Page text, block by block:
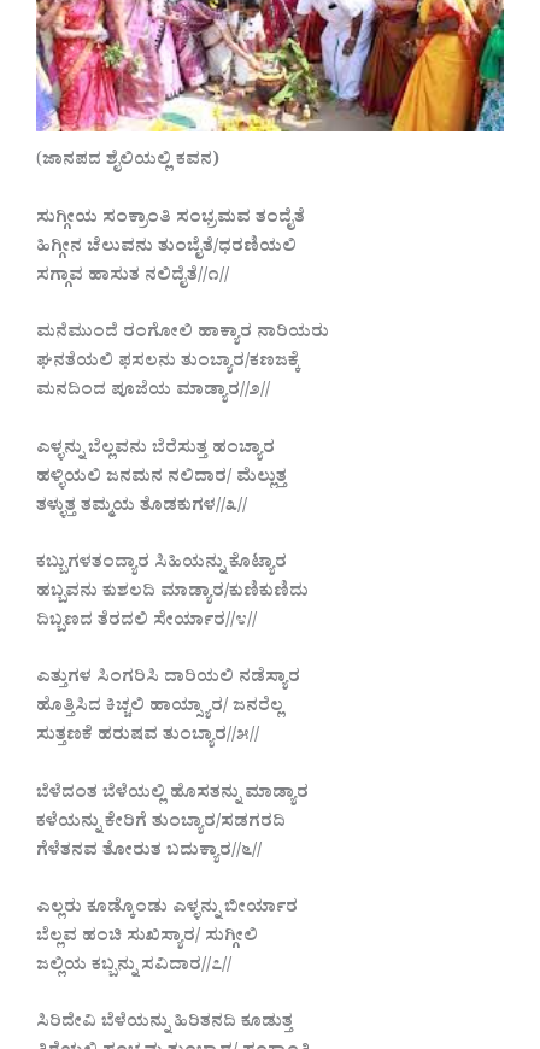
(ಜಾನಪದ ಶೈಲಿಯಲ್ಲಿ ಕವನ)
ಸುಗ್ಗೀಯ ಸಂಕ್ರಾಂತಿ ಸಂಭ್ರಮವ ತಂದೈತೆ
ಹಿಗ್ಗೀನ ಚೆಲುವನು ತುಂಬೈತೆ/ಧರಣಿಯಲಿ
ಸಗ್ಗಾವ ಹಾಸುತ ನಲಿದೈತೆ//೧//
ಮನೆಮುಂದೆ ರಂಗೋಲಿ ಹಾಕ್ಯಾರ ನಾರಿಯರು
ಘನತೆಯಲಿ ಫಸಲನು ತುಂಬ್ಯಾರ/ಕಣಜಕ್ಕೆ
ಮನದಿಂದ ಪೂಜೆಯ ಮಾಡ್ಯಾರ//೨//
ಎಳ್ಳನ್ನು ಬೆಲ್ಲವನು ಬೆರೆಸುತ್ತ ಹಂಚ್ಯಾರ
ಹಳ್ಳಿಯಲಿ ಜನಮನ ನಲಿದಾರ/ ಮೆಲ್ಲುತ್ತ
ತಳ್ಳುತ್ತ ತಮ್ಮಯ ತೊಡಕುಗಳ//೩//
ಕಬ್ಬುಗಳತಂದ್ಯಾರ ಸಿಹಿಯನ್ನು ಕೊಟ್ಯಾರ
ಹಬ್ಬವನು ಕುಶಲದಿ ಮಾಡ್ಯಾರ/ಕುಣಿಕುಣಿದು
ದಿಬ್ಬಣದ ತೆರದಲಿ ಸೇರ್ಯಾರ//೪//
ಎತ್ತುಗಳ ಸಿಂಗರಿಸಿ ದಾರಿಯಲಿ ನಡೆಸ್ಯಾರ
ಹೊತ್ತಿಸಿದ ಕಿಚ್ಚಲಿ ಹಾಯ್ಸ್ಯಾರ/ ಜನರೆಲ್ಲ
ಸುತ್ತಣಕೆ ಹರುಷವ ತುಂಬ್ಯಾರ//೫//
ಬೆಳೆದಂತ ಬೆಳೆಯಲ್ಲಿ ಹೊಸತನ್ನು ಮಾಡ್ಯಾರ
ಕಳೆಯನ್ನು ಕೇರಿಗೆ ತುಂಬ್ಯಾರ/ಸಡಗರದಿ
ಗೆಳೆತನವ ತೋರುತ ಬದುಕ್ಯಾರ//೬//
ಎಲ್ಲರು ಕೂಡ್ಕೊಂಡು ಎಳ್ಳನ್ನು ಬೀರ್ಯಾರ
ಬೆಲ್ಲವ ಹಂಚಿ ಸುಖಿಸ್ಯಾರ/ ಸುಗ್ಗೀಲಿ
ಜಲ್ಲಿಯ ಕಬ್ಬನ್ನು ಸವಿದಾರ//೭//
ಸಿರಿದೇವಿ ಬೆಳೆಯನ್ನು ಹಿರಿತನದಿ ಕೂಡುತ್ತ